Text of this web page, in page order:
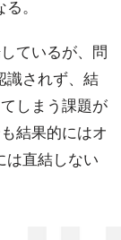
。
ているが、問
識されず、結
しまう課題が
結果的にはオ
は直結しない